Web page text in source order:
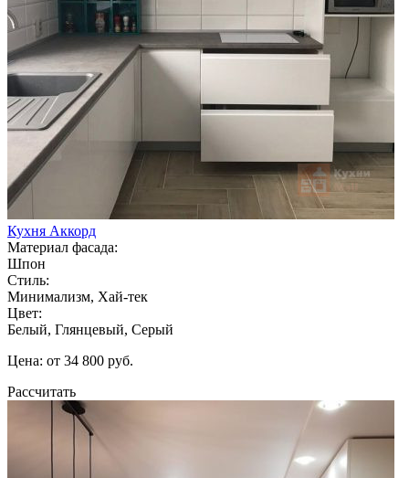
Кухня Аккорд
Материал фасада:
Шпон
Стиль:
Минимализм, Хай-тек
Цвет:
Белый, Глянцевый, Серый
Цена: от 34 800 руб.
Рассчитать